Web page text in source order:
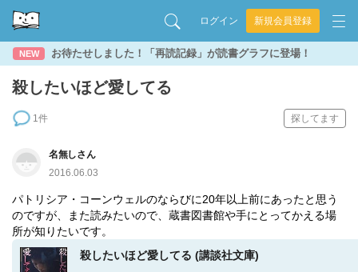
ログイン 新規会員登録
NEW お待たせしました！「再読記録」が読書グラフに登場！
殺したいほど愛してる
1件 探してます
名無しさん
2016.06.03
パトリシア・コーンウェルのならびに20年以上前にあったと思う
のですが、また読みたいので、蔵書図書館や手にとってかえる場
所が知りたいです。
殺したいほど愛してる (講談社文庫)